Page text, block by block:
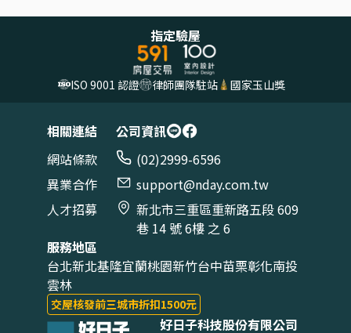
指定驗屋
ISO 9001 認證 律師團隊駐站 國家玉山獎
相關連結
網站條款
異業合作
人才招募
公司資訊
(02)2999-6596
support@nday.com.tw
新北市三重區重新路五段 609
巷 14 號 6樓 之 6
服務地區
台北新北基隆宜蘭桃園新竹台中苗栗彰化南投
雲林
交屋核發前三城市折扣1500元
好日子科技股份有限公司